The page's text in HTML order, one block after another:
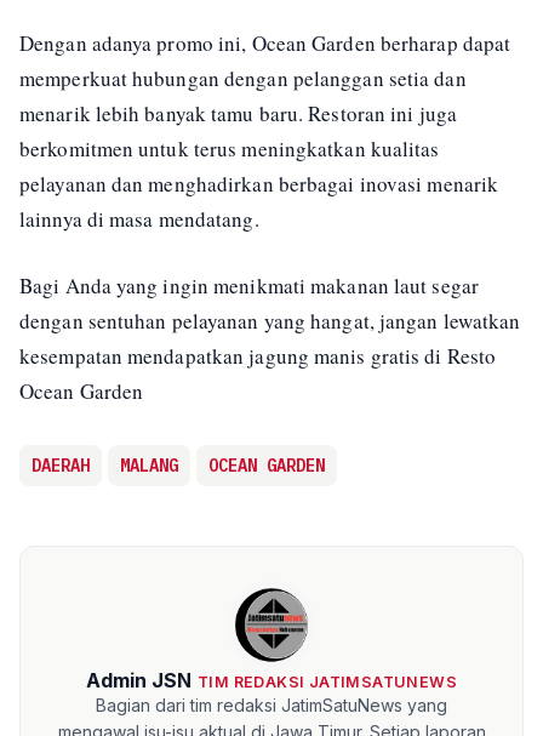
Dengan adanya promo ini, Ocean Garden berharap dapat
memperkuat hubungan dengan pelanggan setia dan
menarik lebih banyak tamu baru. Restoran ini juga
berkomitmen untuk terus meningkatkan kualitas
pelayanan dan menghadirkan berbagai inovasi menarik
lainnya di masa mendatang.
Bagi Anda yang ingin menikmati makanan laut segar
dengan sentuhan pelayanan yang hangat, jangan lewatkan
kesempatan mendapatkan jagung manis gratis di Resto
Ocean Garden
DAERAH MALANG OCEAN GARDEN
Admin JSN TIM REDAKSI JATIMSATUNEWS
Bagian dari tim redaksi JatimSatuNews yang
mengawal isu-isu aktual di Jawa Timur. Setiap laporan